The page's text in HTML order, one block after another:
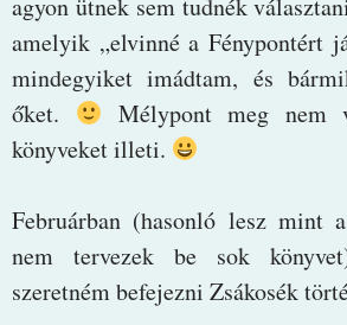
amelyik „elvinné a Fénypontért
mindegyiket imádtam, és
őket.
Mélypont meg
könyveket illeti.
Februárban (hasonló lesz mint
nem tervezek be sok
szeretném befejezni Zsákosék